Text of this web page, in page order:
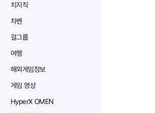
치지직
차벤
걸그룹
여행
해외게임정보
게임 영상
HyperX OMEN